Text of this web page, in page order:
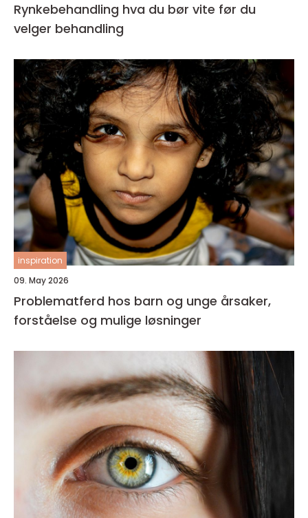
Rynkebehandling hva du bør vite før du
velger behandling
inspiration
09. May 2026
Problematferd hos barn og unge årsaker,
forståelse og mulige løsninger